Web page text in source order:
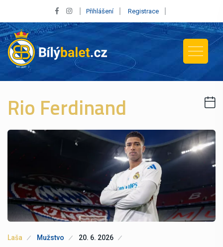
Přihlášení Registrace
Rio Ferdinand
Laša Mužstvo 20. 6. 2026